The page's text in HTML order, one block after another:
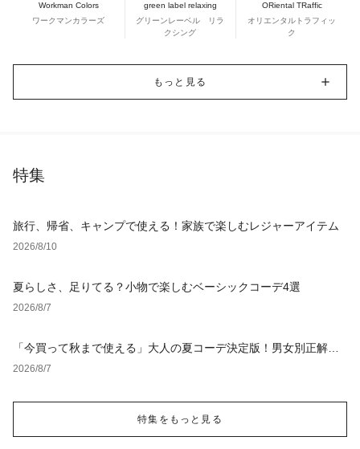
Workman Colors
ワークマンカラーズ
green label relaxing
グリーンレーベル リラ
クシング
ORiental TRaffic
オリエンタルトラフィッ
ク
もっと見る
特集
旅行、帰省、キャンプで使える！家族で楽しむレジャーアイテム
2026/8/10
夏らしさ、足りてる？小物で楽しむベーシックコーデ4選
2026/8/7
「今買って秋まで使える」大人の夏コーデ決定版！男女別正解ス
タイルとNGな着こなし
2026/8/7
特集をもっと見る